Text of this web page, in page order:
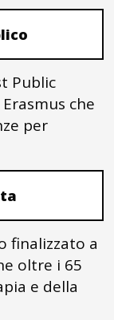
Public
che
per
finalizzato a
oltre i 65
e della